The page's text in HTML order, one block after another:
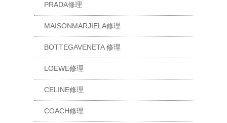
PRADA修理
MAISONMARJIELA修理
BOTTEGAVENETA 修理
LOEWE修理
CELINE修理
COACH修理